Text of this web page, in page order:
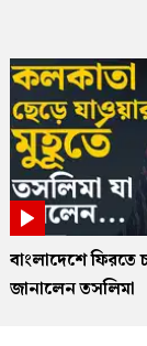
বাংলাদেশে ফিরতে
জানালেন তসলিমা